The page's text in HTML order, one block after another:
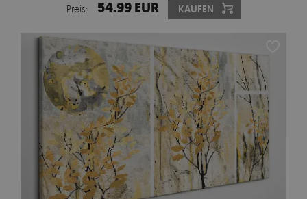
Preis: 54.99 EUR KAUFEN